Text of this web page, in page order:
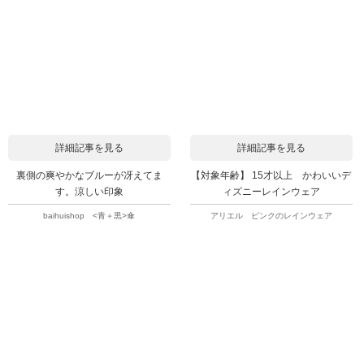
詳細記事を見る
裏側の爽やかなブルーが冴えてま
す。涼しい印象
baihuishop <青＋黒>傘
詳細記事を見る
【対象年齢】 15才以上 かわいいデ
ィズニーレインウェア
アリエル ピンクのレインウェア